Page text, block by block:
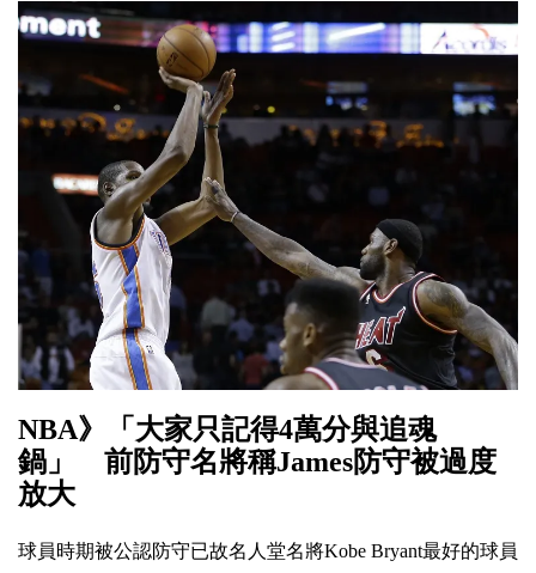
NBA》「大家只記得4萬分與追魂
鍋」 前防守名將稱James防守被過度
放大
球員時期被公認防守已故名人堂名將Kobe Bryant最好的球員